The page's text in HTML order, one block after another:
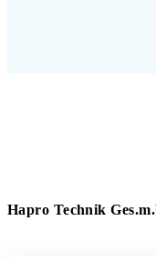
Hapro Technik